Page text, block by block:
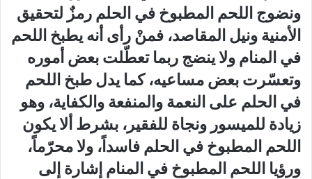
ونضوج اللحم المطبوخ في الحلم رمزٌ لتحقيق
الأمنية ونيل المقاصد، فمنْ رأى أنه يطبخ اللحم
في المنام ولا ينضج ربما تعطّلت بعض أموره
وتعسّرت بعض مساعيه، كما يدل طبخ اللحم
في الحلم على النعمة والمنفعة والكفاية، وهو
زيادة للميسور ونجاة للفقير، بشرط ألا يكون
اللحم المطبوخ في الحلم فاسداً، ولا محرّماً،
ورؤيا اللحم المطبوخ في المنام إشارة إلى